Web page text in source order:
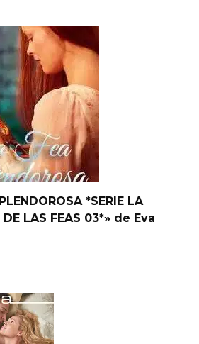
*SERIE LA
DE LAS FEAS 03*» de Eva